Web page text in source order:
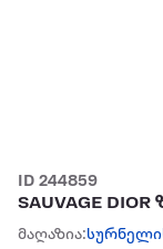
ID 244859
მაღაზია: